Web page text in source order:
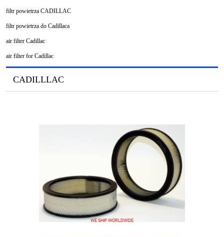
filtr powietrza CADILLAC
filtr powietrza do Cadillaca
air filter Cadillac
air filter for Cadillac
CADILLLAC